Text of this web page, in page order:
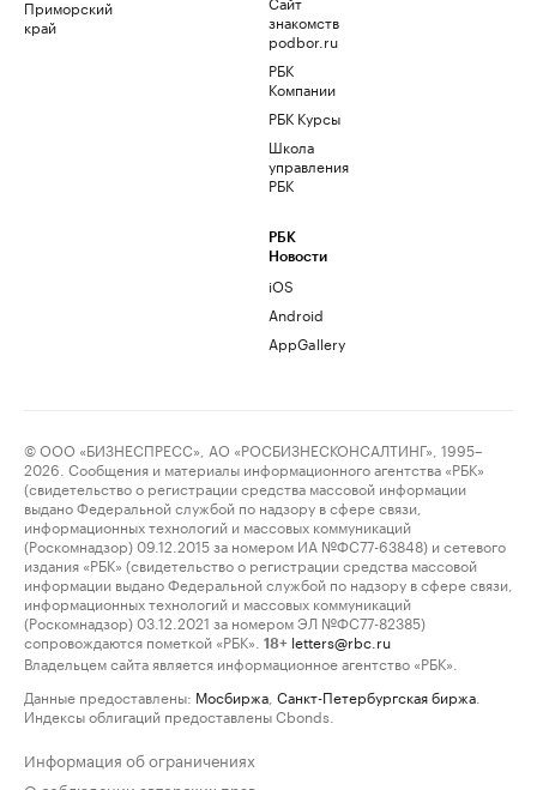
Приморский
край
знакомств
podbor.ru
РБК
Компании
РБК Курсы
Школа
управления
РБК
РБК
Новости
iOS
Android
AppGallery
© ООО «БИЗНЕСПРЕСС», АО «РОСБИЗНЕСКОНСАЛТИНГ», 1995–
2026. Сообщения и материалы информационного агентства «РБК»
(свидетельство о регистрации средства массовой информации
выдано Федеральной службой по надзору в сфере связи,
информационных технологий и массовых коммуникаций
(Роскомнадзор) 09.12.2015 за номером ИА №ФС77-63848) и сетевого
издания «РБК» (свидетельство о регистрации средства массовой
информации выдано Федеральной службой по надзору в сфере связи,
информационных технологий и массовых коммуникаций
(Роскомнадзор) 03.12.2021 за номером ЭЛ №ФС77-82385)
сопровождаются пометкой «РБК».
18+ letters@rbc.ru
Владельцем сайта является информационное агентство «РБК».
Данные предоставлены: Мосбиржа Санкт-Петербургская биржа
Индексы облигаций предоставлены Cbonds.
Информация об ограничениях